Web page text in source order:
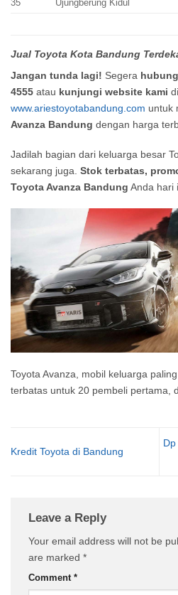
35
Ujungberung Kidul
Jual Toyota Kota Bandung
Jangan tunda lagi! Segera
4555 atau kunjungi website kami di
www.ariestoyotabandung.com untuk
Avanza Bandung dengan harga
Jadilah bagian dari keluarga besar
sekarang juga. Stok terbatas,
Toyota Avanza Bandung Anda hari
Toyota Avanza, mobil keluarga
terbatas untuk 20 pembeli pertama,
Kredit Toyota di Bandung
Leave a Reply
Your email address will not be
are marked *
Comment *